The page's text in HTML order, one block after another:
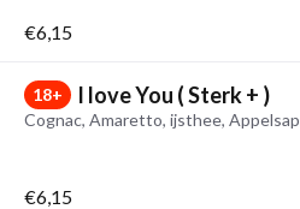
€6,15
18+ I love You ( Sterk + )
Cognac, Amaretto, ijsthee, Appelsap
€6,15